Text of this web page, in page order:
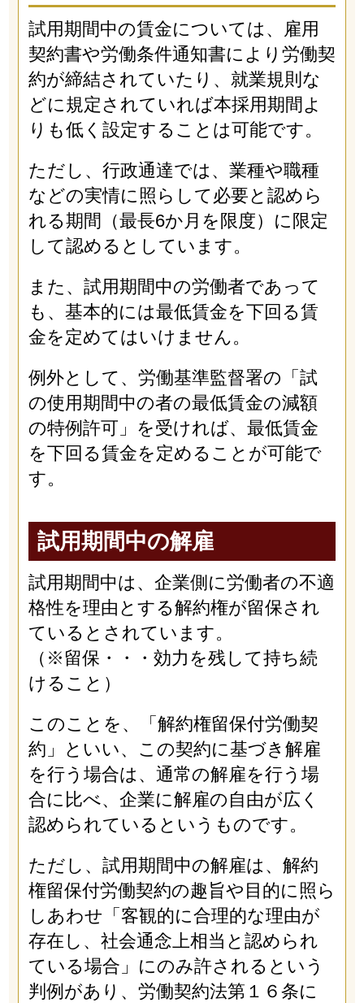
試用期間中の賃金については、雇用
契約書や労働条件通知書により労働契
約が締結されていたり、就業規則な
どに規定されていれば本採用期間よ
りも低く設定することは可能です。
ただし、行政通達では、業種や職種
などの実情に照らして必要と認めら
れる期間（最長6か月を限度）に限定
して認めるとしています。
また、試用期間中の労働者であって
も、基本的には最低賃金を下回る賃
金を定めてはいけません。
例外として、労働基準監督署の「試
の使用期間中の者の最低賃金の減額
の特例許可」を受ければ、最低賃金
を下回る賃金を定めることが可能で
す。
試用期間中の解雇
試用期間中は、企業側に労働者の不適
格性を理由とする解約権が留保され
ているとされています。
（※留保・・・効力を残して持ち続
けること）
このことを、「解約権留保付労働契
約」といい、この契約に基づき解雇
を行う場合は、通常の解雇を行う場
合に比べ、企業に解雇の自由が広く
認められているというものです。
ただし、試用期間中の解雇は、解約
権留保付労働契約の趣旨や目的に照ら
しあわせ「客観的に合理的な理由が
存在し、社会通念上相当と認められ
ている場合」にのみ許されるという
判例があり、労働契約法第１６条に